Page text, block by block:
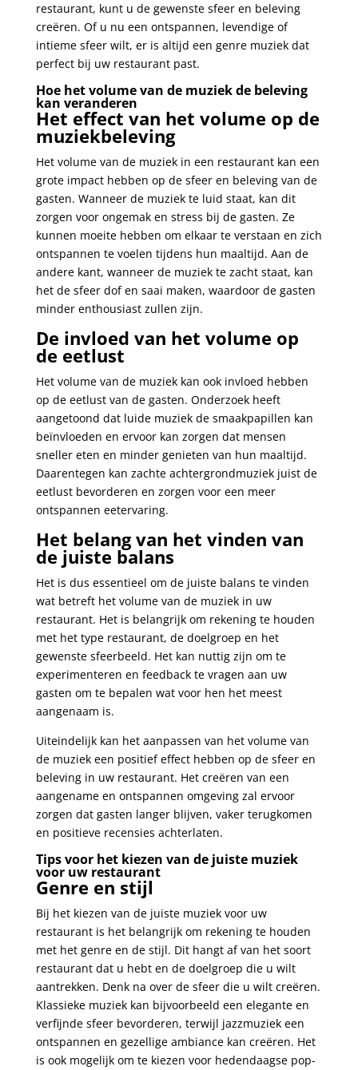
restaurant, kunt u de gewenste sfeer en beleving
creëren. Of u nu een ontspannen, levendige of
intieme sfeer wilt, er is altijd een genre muziek dat
perfect bij uw restaurant past.
Hoe het volume van de muziek de beleving
kan veranderen
Het effect van het volume op de
muziekbeleving
Het volume van de muziek in een restaurant kan een
grote impact hebben op de sfeer en beleving van de
gasten. Wanneer de muziek te luid staat, kan dit
zorgen voor ongemak en stress bij de gasten. Ze
kunnen moeite hebben om elkaar te verstaan en zich
ontspannen te voelen tijdens hun maaltijd. Aan de
andere kant, wanneer de muziek te zacht staat, kan
het de sfeer dof en saai maken, waardoor de gasten
minder enthousiast zullen zijn.
De invloed van het volume op
de eetlust
Het volume van de muziek kan ook invloed hebben
op de eetlust van de gasten. Onderzoek heeft
aangetoond dat luide muziek de smaakpapillen kan
beïnvloeden en ervoor kan zorgen dat mensen
sneller eten en minder genieten van hun maaltijd.
Daarentegen kan zachte achtergrondmuziek juist de
eetlust bevorderen en zorgen voor een meer
ontspannen eetervaring.
Het belang van het vinden van
de juiste balans
Het is dus essentieel om de juiste balans te vinden
wat betreft het volume van de muziek in uw
restaurant. Het is belangrijk om rekening te houden
met het type restaurant, de doelgroep en het
gewenste sfeerbeeld. Het kan nuttig zijn om te
experimenteren en feedback te vragen aan uw
gasten om te bepalen wat voor hen het meest
aangenaam is.
Uiteindelijk kan het aanpassen van het volume van
de muziek een positief effect hebben op de sfeer en
beleving in uw restaurant. Het creëren van een
aangename en ontspannen omgeving zal ervoor
zorgen dat gasten langer blijven, vaker terugkomen
en positieve recensies achterlaten.
Tips voor het kiezen van de juiste muziek
voor uw restaurant
Genre en stijl
Bij het kiezen van de juiste muziek voor uw
restaurant is het belangrijk om rekening te houden
met het genre en de stijl. Dit hangt af van het soort
restaurant dat u hebt en de doelgroep die u wilt
aantrekken. Denk na over de sfeer die u wilt creëren.
Klassieke muziek kan bijvoorbeeld een elegante en
verfijnde sfeer bevorderen, terwijl jazzmuziek een
ontspannen en gezellige ambiance kan creëren. Het
is ook mogelijk om te kiezen voor hedendaagse pop-